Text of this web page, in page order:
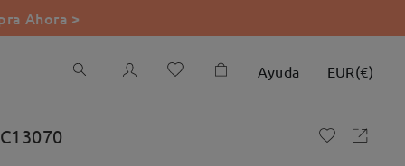
Ahora >
Ayuda EUR(€)